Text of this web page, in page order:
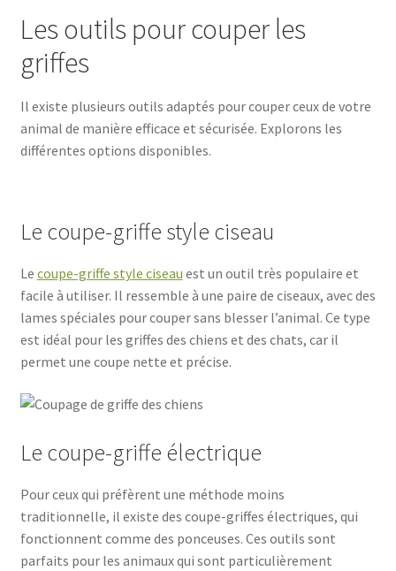
Les outils pour couper les
griffes
Il existe plusieurs outils adaptés pour couper ceux de votre
animal de manière efficace et sécurisée. Explorons les
différentes options disponibles.
Le coupe-griffe style ciseau
Le coupe-griffe style ciseau est un outil très populaire et
facile à utiliser. Il ressemble à une paire de ciseaux, avec des
lames spéciales pour couper sans blesser l’animal. Ce type
est idéal pour les griffes des chiens et des chats, car il
permet une coupe nette et précise.
Le coupe-griffe électrique
Pour ceux qui préfèrent une méthode moins
traditionnelle, il existe des coupe-griffes électriques, qui
fonctionnent comme des ponceuses. Ces outils sont
parfaits pour les animaux qui sont particulièrement